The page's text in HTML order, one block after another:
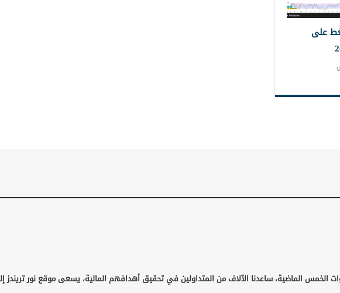
على
الخمس الماضية، ساعدنا الآلاف من المتداولين في تحقيق أهدافهم المالية، يسعى موقع نور تريندز